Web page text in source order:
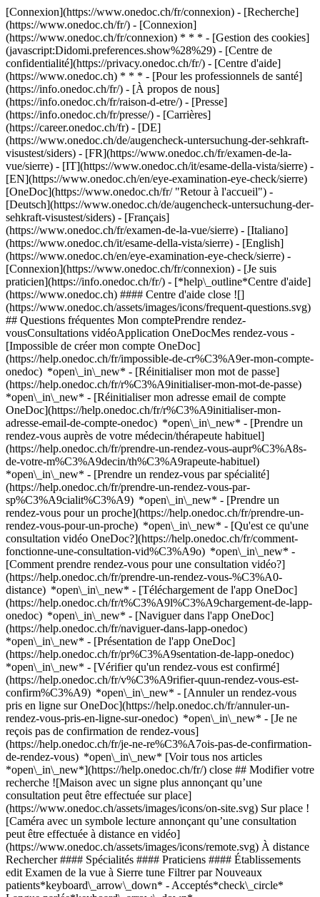
[Connexion](https://www.onedoc.ch/fr/connexion) - [Recherche]
(https://www.onedoc.ch/fr/) - [Connexion]
(https://www.onedoc.ch/fr/connexion) * * * - [Gestion des cookies]
(javascript:Didomi.preferences.show%28%29) - [Centre de
confidentialité](https://privacy.onedoc.ch/fr/) - [Centre d'aide]
(https://www.onedoc.ch) * * * - [Pour les professionnels de santé]
(https://info.onedoc.ch/fr/) - [À propos de nous]
(https://info.onedoc.ch/fr/raison-d-etre/) - [Presse]
(https://info.onedoc.ch/fr/presse/) - [Carrières]
(https://career.onedoc.ch/fr) - [DE]
(https://www.onedoc.ch/de/augencheck-untersuchung-der-sehkraft-
visustest/siders) - [FR](https://www.onedoc.ch/fr/examen-de-la-
vue/sierre) - [IT](https://www.onedoc.ch/it/esame-della-vista/sierre) -
[EN](https://www.onedoc.ch/en/eye-examination-eye-check/sierre)
[OneDoc](https://www.onedoc.ch/fr/ "Retour à l'accueil") -
[Deutsch](https://www.onedoc.ch/de/augencheck-untersuchung-der-
sehkraft-visustest/siders) - [Français]
(https://www.onedoc.ch/fr/examen-de-la-vue/sierre) - [Italiano]
(https://www.onedoc.ch/it/esame-della-vista/sierre) - [English]
(https://www.onedoc.ch/en/eye-examination-eye-check/sierre) -
[Connexion](https://www.onedoc.ch/fr/connexion) - [Je suis
praticien](https://info.onedoc.ch/fr/) - [*help\_outline*Centre d'aide]
(https://www.onedoc.ch) #### Centre d'aide close ![]
(https://www.onedoc.ch/assets/images/icons/frequent-questions.svg)
## Questions fréquentes Mon comptePrendre rendez-
vousConsultations vidéoApplication OneDocMes rendez-vous -
[Impossible de créer mon compte OneDoc]
(https://help.onedoc.ch/fr/impossible-de-cr%C3%A9er-mon-compte-
onedoc) *open\_in\_new* - [Réinitialiser mon mot de passe]
(https://help.onedoc.ch/fr/r%C3%A9initialiser-mon-mot-de-passe)
*open\_in\_new* - [Réinitialiser mon adresse email de compte
OneDoc](https://help.onedoc.ch/fr/r%C3%A9initialiser-mon-
adresse-email-de-compte-onedoc) *open\_in\_new* - [Prendre un
rendez-vous auprès de votre médecin/thérapeute habituel]
(https://help.onedoc.ch/fr/prendre-un-rendez-vous-aupr%C3%A8s-
de-votre-m%C3%A9decin/th%C3%A9rapeute-habituel)
*open\_in\_new* - [Prendre un rendez-vous par spécialité]
(https://help.onedoc.ch/fr/prendre-un-rendez-vous-par-
sp%C3%A9cialit%C3%A9) *open\_in\_new* - [Prendre un
rendez-vous pour un proche](https://help.onedoc.ch/fr/prendre-un-
rendez-vous-pour-un-proche) *open\_in\_new* - [Qu'est ce qu'une
consultation vidéo OneDoc?](https://help.onedoc.ch/fr/comment-
fonctionne-une-consultation-vid%C3%A9o) *open\_in\_new* -
[Comment prendre rendez-vous pour une consultation vidéo?]
(https://help.onedoc.ch/fr/prendre-un-rendez-vous-%C3%A0-
distance) *open\_in\_new* - [Téléchargement de l'app OneDoc]
(https://help.onedoc.ch/fr/t%C3%A9l%C3%A9chargement-de-lapp-
onedoc) *open\_in\_new* - [Naviguer dans l'app OneDoc]
(https://help.onedoc.ch/fr/naviguer-dans-lapp-onedoc)
*open\_in\_new* - [Présentation de l'app OneDoc]
(https://help.onedoc.ch/fr/pr%C3%A9sentation-de-lapp-onedoc)
*open\_in\_new* - [Vérifier qu'un rendez-vous est confirmé](https://help.onedoc.ch/fr/v%C3%A9rifier-quun-rendez-vous-est-confirm%C3%A9) *open\_in\_new* - [Annuler un rendez-vous pris en ligne sur OneDoc](https://help.onedoc.ch/fr/annuler-un-rendez-vous-pris-en-ligne-sur-onedoc) *open\_in\_new* - [Je ne reçois pas de confirmation de rendez-vous](https://help.onedoc.ch/fr/je-ne-re%C3%A7ois-pas-de-confirmation-de-rendez-vous) *open\_in\_new* [Voir tous nos articles *open\_in\_new*](https://help.onedoc.ch/fr/) close ## Modifier votre recherche ![Maison avec un signe plus annonçant qu’une consultation peut être effectuée sur place](https://www.onedoc.ch/assets/images/icons/on-site.svg) Sur place ![Caméra avec un symbole lecture annonçant qu’une consultation peut être effectuée à distance en vidéo](https://www.onedoc.ch/assets/images/icons/remote.svg) À distance Rechercher #### Spécialités #### Praticiens #### Établissements edit Examen de la vue à Sierre tune Filtrer par Nouveaux patients*keyboard\_arrow\_down* - Acceptés*check\_circle* Langue parlée*keyboard\_arrow\_down* - Allemand*check\_circle* - Anglais*check\_circle* - Arabe*check\_circle* - Espagnol*check\_circle* - Français*check\_circle* - Persan*check\_circle* - Roumain*check\_circle* - Slovaque*check\_circle* Sexe*keyboard\_arrow\_down* - Femme*check\_circle* - Homme*check\_circle* Disponibilité*keyboard\_arrow\_down* - Disponible aujourdhui*check\_circle* - Dans les 3 prochains jours*check\_circle* - Dans les 7 prochains jours*check\_circle* - Dans les 14 prochains jours*check\_circle* # __Examen de la vue__ à __Sierre__: prenez rendez-vous en ligne aujourd'hui ## 6 résultats à Sierre [![Visilab Sierre, magasin d'optique à Sierre](https://assets.onedoc.ch/images/entities/d942fae8af754beba37dda51828e52d90e0d994b2050bbecae91a9ac6cfec6d1-small.png "Visilab Sierre, magasin d'optique à Sierre")](https://www.onedoc.ch/fr/magasin-d-optique/sierre/ed6h/visilab-sierre) ### [Visilab Sierre](https://www.onedoc.ch/fr/magasin-d-optique/sierre/ed6h/visilab-sierre) ![Badge indiquant un profil vérifié](https://www.onedoc.ch/assets/images/icons/checkmark.svg) Magasin d'optique Rue de Plantassage 24 3960 Sierre ![Icône patient avec un signe plus annonçant que le professionnel accepte de nouveaux patients](https://www.onedoc.ch/assets/images/icons/new-patients.svg)Accepte les nouveaux patients [Réserver un RDV](https://www.onedoc.ch/fr/magasin-d-optique/sierre/ed6h/visilab-sierre) *chevron\_left* mar. 04 août *chevron\_right* Voir plus de rendez-vous *error\_outline* Une erreur s'est produite lors du chargement des disponibilités [Réessayer](https://www.onedoc.ch) [![Dr. Julien Torbey, ophtalmologue à Sierre](https://assets.onedoc.ch/images/users/6a395d6615e0326a4346f822ef4267c9fc01e34257f829bef2c7100570f67f19-small.png "Dr. Julien Torbey, ophtalmologue à Sierre")](https://www.onedoc.ch/fr/ophtalmologue/sierre/pc1es/dr-julien-torbey) ### [Dr. Julien Torbey](https://www.onedoc.ch/fr/ophtalmologue/sierre/pc1es/dr-julien-torbey) [Ophtalmologue](https://www.onedoc.ch/fr/ophtalmologue/sierre) [Swiss Visio Sierre](https://www.onedoc.ch/fr/centre-medical/sierre/ebdpm/swiss-visio-sierre) Avenue du Rothorn 11 3960 Sierre ![Icône patient avec un signe plus annonçant que le professionnel accepte de nouveaux patients](https://www.onedoc.ch/assets/images/icons/new-patients.svg)Accepte les nouveaux patients [Réserver un RDV](https://www.onedoc.ch/fr/ophtalmologue/sierre/pc1es/dr-julien-torbey) Expertises: Examen de la vue, [Glaucome](https://www.onedoc.ch/fr/glaucome/sierre), [Cataracte](https://www.onedoc.ch/fr/cataracte/sierre), [Test de la vue pour permis de conduire](https://www.onedoc.ch/fr/test-de-la-vue-pour-permis-de-conduire/sierre), [Ophtalmo-diabétologie](https://www.onedoc.ch/fr/ophtalmo-diabetologie/sierre), [Ophtalmologie pédiatrique](https://www.onedoc.ch/fr/ophtalmologie-pediatrique/sierre), [Trouble de la vision](https://www.onedoc.ch/fr/trouble-de-la-vision/sierre), [Sécheresse oculaire](https://www.onedoc.ch/fr/secheresse-oculaire/sierre)Voir plus *chevron\_left* mar. 04 août *chevron\_right* Voir plus de rendez-vous *error\_outline* Une erreur s'est produite lors du chargement des disponibilités [Réessayer](https://www.onedoc.ch) Expertises: Examen de la vue, [Glaucome](https://www.onedoc.ch/fr/glaucome/sierre), [Cataracte](https://www.onedoc.ch/fr/cataracte/sierre), [Test de la vue pour permis de conduire](https://www.onedoc.ch/fr/test-de-la-vue-pour-permis-de-conduire/sierre), [Ophtalmo-diabétologie](https://www.onedoc.ch/fr/ophtalmo-diabetologie/sierre), [Ophtalmologie pédiatrique](https://www.onedoc.ch/fr/ophtalmologie-pediatrique/sierre), [Trouble de la vision](https://www.onedoc.ch/fr/trouble-de-la-vision/sierre), [Sécheresse oculaire](https://www.onedoc.ch/fr/secheresse-oculaire/sierre)Voir plus [![Dr. Zain Zahoor, ophtalmologue à Sierre](https://assets.onedoc.ch/images/users/c143139840b6b711c90fe1b94cac83474d0b0e02674e4b97f2e628bcc1a66b80-small.png "Dr. Zain Zahoor, ophtalmologue à Sierre")](https://www.onedoc.ch/fr/ophtalmologue/sierre/pczwy/dr-zain-zahoor) ### [Dr. Zain Zahoor](https://www.onedoc.ch/fr/ophtalmologue/sierre/pczwy/dr-zain-zahoor) [Ophtalmologue](https://www.onedoc.ch/fr/ophtalmologue/sierre) [Centre de l'Oeil de Sierre](https://www.onedoc.ch/fr/cabinet-medical/sierre/ebb74/centre-de-l-oeil-de-sierre) Place de la Gare 10 3960 Sierre ![Icône patient avec un signe plus annonçant que le professionnel accepte de nouveaux patients](https://www.onedoc.ch/assets/images/icons/new-patients.svg)Accepte les nouveaux patients [Réserver un RDV](https://www.onedoc.ch/fr/ophtalmologue/sierre/pczwy/dr-zain-zahoor) Expertises: Examen de la vue, [Dégénérescence Maculaire Liée à l'Âge | DMLA](https://www.onedoc.ch/fr/degenerescence-maculaire-liee-a-l-age-dmla/sierre), [Glaucome](https://www.onedoc.ch/fr/glaucome/sierre), [Sécheresse oculaire](https://www.onedoc.ch/fr/secheresse-oculaire/sierre), [Myopie](https://www.onedoc.ch/fr/myopie/sierre), [Hypermétropie](https://www.onedoc.ch/fr/hypermetropie/sierre), [Astigmatisme](https://www.onedoc.ch/fr/astigmatisme/sierre), [Daltonisme](https://www.onedoc.ch/fr/daltonisme/sierre), [Cataracte](https://www.onedoc.ch/fr/cataracte/sierre)Voir plus *chevron\_left* mar. 04 août *chevron\_right* Voir plus de rendez-vous Pas de disponibilités en ligne ces prochains jours Expertises: Examen de la vue, [Dégénérescence Maculaire Liée à l'Âge | DMLA](https://www.onedoc.ch/fr/degenerescence-maculaire-liee-a-l-age-dmla/sierre), [Glaucome](https://www.onedoc.ch/fr/glaucome/sierre), [Sécheresse oculaire](https://www.onedoc.ch/fr/secheresse-oculaire/sierre), [Myopie](https://www.onedoc.ch/fr/myopie/sierre), [Hypermétropie](https://www.onedoc.ch/fr/hypermetropie/sierre), [Astigmatisme](https://www.onedoc.ch/fr/astigmatisme/sierre), [Daltonisme](https://www.onedoc.ch/fr/daltonisme/sierre), [Cataracte](https://www.onedoc.ch/fr/cataracte/sierre)Voir plus [![Dr. Amir Nassri, ophtalmologue à Sierre](https://assets.onedoc.ch/images/users/f3209877aad17acc867e9114bd4cf23dd0c3c2034c4cc253423b7f9a5abc758b-small.png "Dr. Amir Nassri, ophtalmologue à Sierre")](https://www.onedoc.ch/fr/ophtalmologue/sierre/pczad/dr-amir-nassri) ### [Dr. Amir Nassri](https://www.onedoc.ch/fr/ophtalmologue/sierre/pczad/dr-amir-nassri) ![Badge indiquant un profil vérifié](https://www.onedoc.ch/assets/images/icons/checkmark.svg) [Ophtalmologue](https://www.onedoc.ch/fr/ophtalmologue/sierre) [Swiss Visio Sierre](https://www.onedoc.ch/fr/centre-medical/sierre/ebdpm/swiss-visio-sierre) Avenue du Rothorn 11 3960 Sierre ![Icône patient avec un signe plus annonçant que le professionnel accepte de nouveaux patients](https://www.onedoc.ch/assets/images/icons/new-patients.svg)Accepte les nouveaux patients [Réserver un RDV](https://www.onedoc.ch/fr/ophtalmologue/sierre/pczad/dr-amir-nassri) Expertises: Examen de la vue, [Cataracte](https://www.onedoc.ch/fr/cataracte/sierre), [Glaucome](https://www.onedoc.ch/fr/glaucome/sierre), [Chirurgie de la cataracte](https://www.onedoc.ch/fr/chirurgie-de-la-cataracte/sierre), [Chirurgie du glaucome](https://www.onedoc.ch/fr/chirurgie-du-glaucome/sierre)Voir plus *chevron\_left* mar. 04 août *chevron\_right* Voir plus de rendez-vous *error\_outline* Une erreur s'est produite lors du chargement des disponibilités [Réessayer](https://www.onedoc.ch) Expertises: Examen de la vue, [Cataracte](https://www.onedoc.ch/fr/cataracte/sierre), [Glaucome](https://www.onedoc.ch/fr/glaucome/sierre), [Chirurgie de la cataracte](https://www.onedoc.ch/fr/chirurgie-de-la-cataracte/sierre), [Chirurgie du glaucome](https://www.onedoc.ch/fr/chirurgie-du-glaucome/sierre)Voir plus [![Dr. Leila Ghaderi, ophtalmologue à Sierre](https://assets.onedoc.ch/images/users/6cbd1be1a58ef95123f2c4efa9ea76ca99f1a30ad6e76c2d96a04ba752cd1517-small.png "Dr. Leila Ghaderi, ophtalmologue à Sierre")](https://www.onedoc.ch/fr/ophtalmologue/sierre/pc3in/dr-leila-ghaderi) ### [Dr. Leila Ghaderi](https://www.onedoc.ch/fr/ophtalmologue/sierre/pc3in/dr-leila-ghaderi) ![Badge indiquant un profil vérifié](https://www.onedoc.ch/assets/images/icons/checkmark.svg) [Ophtalmologue](https://www.onedoc.ch/fr/ophtalmologue/sierre) [Swiss Visio Sierre](https://www.onedoc.ch/fr/centre-medical/sierre/ebdpm/swiss-visio-sierre) Avenue du Rothorn 11 3960 Sierre ![Icône patient avec un signe plus annonçant que le professionnel accepte de nouveaux patients](https://www.onedoc.ch/assets/images/icons/new-patients.svg)Accepte les nouveaux patients [Réserver un RDV](https://www.onedoc.ch/fr/ophtalmologue/sierre/pc3in/dr-leila-ghaderi) Expertises: Examen de la vue, [Champ visuel](https://www.onedoc.ch/fr/champ-visuel/sierre), [Cataracte](https://www.onedoc.ch/fr/cataracte/sierre), [Glaucome](https://www.onedoc.ch/fr/glaucome/sierre)Voir plus Expertises: Examen de la vue, [Champ visuel](https://www.onedoc.ch/fr/cha